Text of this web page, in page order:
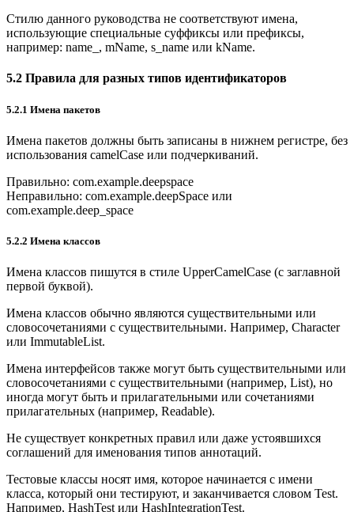
Стилю данного руководства не соответствуют имена,
использующие специальные суффиксы или префиксы,
например: name_, mName, s_name или kName.
5.2 Правила для разных типов идентификаторов
5.2.1 Имена пакетов
Имена пакетов должны быть записаны в нижнем регистре, без
использования camelCase или подчеркиваний.
Правильно: com.example.deepspace
Неправильно: com.example.deepSpace или
com.example.deep_space
5.2.2 Имена классов
Имена классов пишутся в стиле UpperCamelCase (с заглавной
первой буквой).
Имена классов обычно являются существительными или
словосочетаниями с существительными. Например, Character
или ImmutableList.
Имена интерфейсов также могут быть существительными или
словосочетаниями с существительными (например, List), но
иногда могут быть и прилагательными или сочетаниями
прилагательных (например, Readable).
Не существует конкретных правил или даже устоявшихся
соглашений для именования типов аннотаций.
Тестовые классы носят имя, которое начинается с имени
класса, который они тестируют, и заканчивается словом Test.
Например, HashTest или HashIntegrationTest.